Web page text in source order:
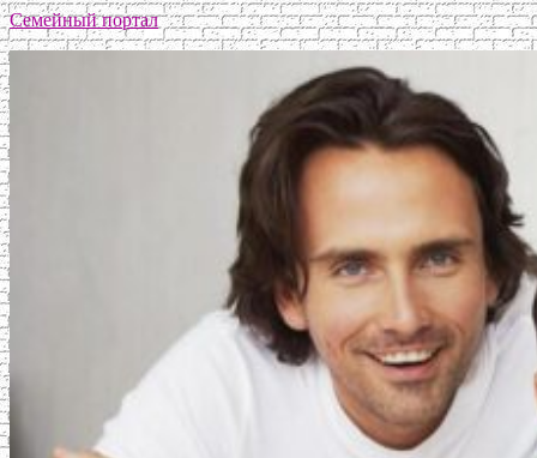
Семейный портал